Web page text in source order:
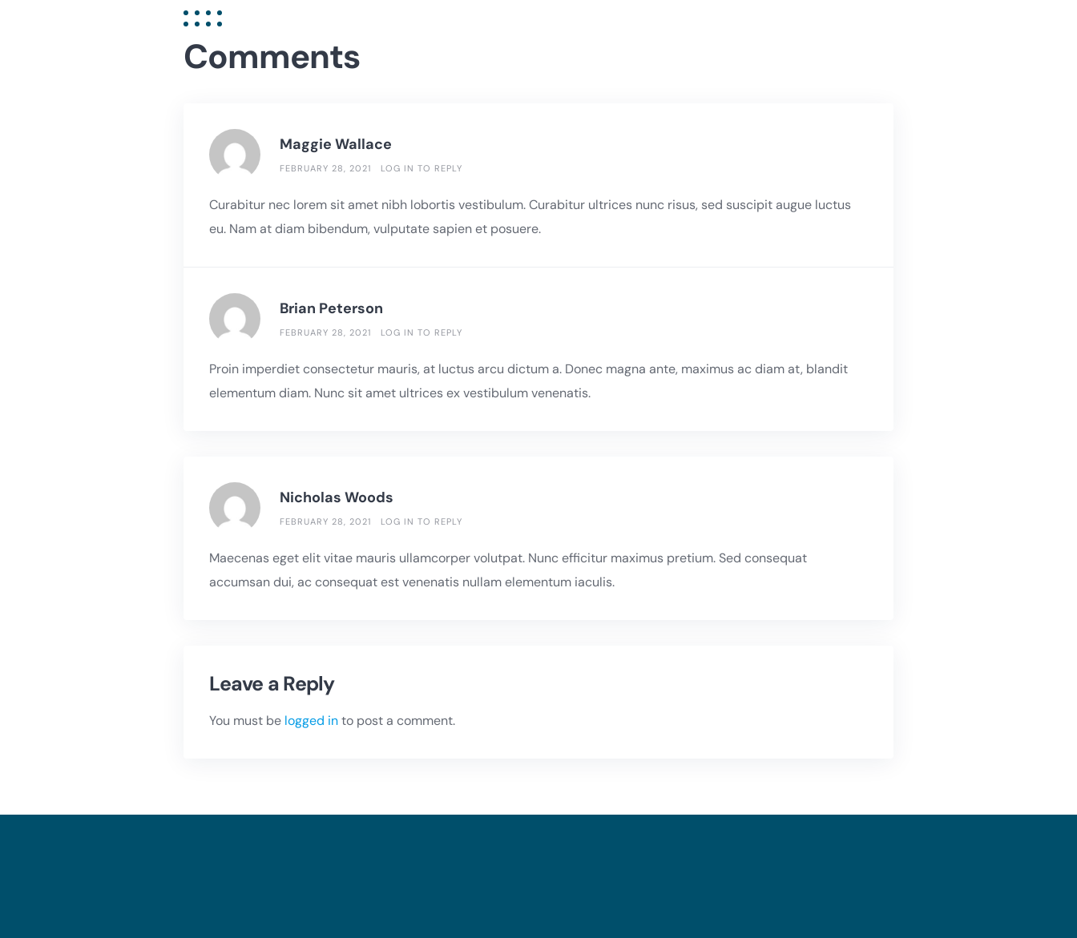
Comments
Maggie Wallace
FEBRUARY 28, 2021 LOG IN TO REPLY
Curabitur nec lorem sit amet nibh lobortis vestibulum. Curabitur ultrices nunc risus, sed suscipit augue luctus
eu. Nam at diam bibendum, vulputate sapien et posuere.
Brian Peterson
FEBRUARY 28, 2021 LOG IN TO REPLY
Proin imperdiet consectetur mauris, at luctus arcu dictum a. Donec magna ante, maximus ac diam at, blandit
elementum diam. Nunc sit amet ultrices ex vestibulum venenatis.
Nicholas Woods
FEBRUARY 28, 2021 LOG IN TO REPLY
Maecenas eget elit vitae mauris ullamcorper volutpat. Nunc efficitur maximus pretium. Sed consequat
accumsan dui, ac consequat est venenatis nullam elementum iaculis.
Leave a Reply
You must be logged into post a comment.